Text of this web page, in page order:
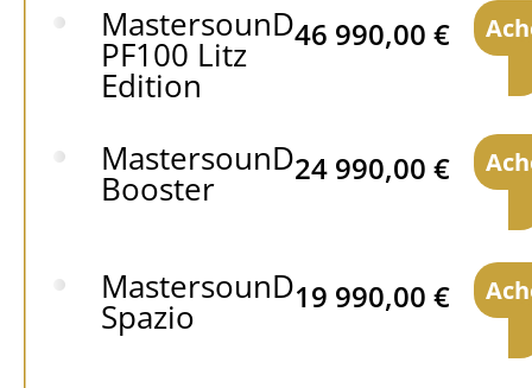
MastersounD
PF100 Litz
Edition
46 990,00 €
MastersounD
Booster 24 990,00 €
MastersounD
Spazio 19 990,00 €